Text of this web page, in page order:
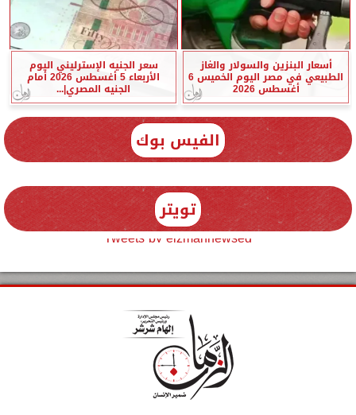
أسعار البنزين والسولار والغاز
الطبيعي في مصر اليوم الخميس 6
أغسطس 2026
سعر الجنيه الإسترليني اليوم
الأربعاء 5 أغسطس 2026 أمام
الجنيه المصري|...
الفيس بوك
تويتر
Tweets by elzmannewseg